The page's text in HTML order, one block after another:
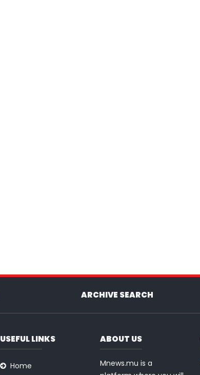
ARCHIVE SEARCH
USEFUL LINKS
Home
ABOUT US
Mnews.mu is a